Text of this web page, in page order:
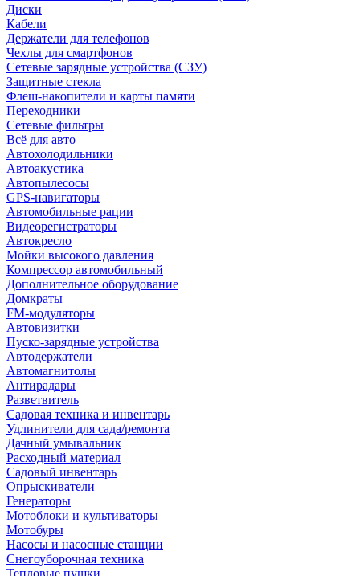
Диски
Кабели
Держатели для телефонов
Чехлы для смартфонов
Сетевые зарядные устройства (СЗУ)
Защитные стекла
Флеш-накопители и карты памяти
Переходники
Сетевые фильтры
Всё для авто
Автохолодильники
Автоакустика
Автопылесосы
GPS-навигаторы
Автомобильные рации
Видеорегистраторы
Автокресло
Мойки высокого давления
Компрессор автомобильный
Дополнительное оборудование
Домкраты
FM-модуляторы
Автовизитки
Пуско-зарядные устройства
Автодержатели
Автомагнитолы
Антирадары
Разветвитель
Садовая техника и инвентарь
Удлинители для сада/ремонта
Дачный умывальник
Расходный материал
Садовый инвентарь
Опрыскиватели
Генераторы
Мотоблоки и культиваторы
Мотобуры
Насосы и насосные станции
Снегоуборочная техника
Тепловые пушки